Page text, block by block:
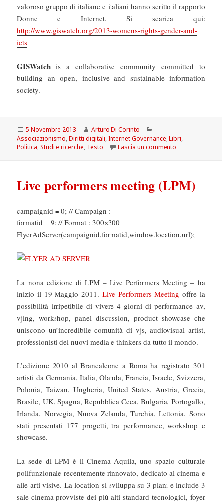
valoroso gruppo di italiane e italiani hanno scritto il rapporto
Donne e Internet. Si scarica qui:
http://www.giswatch.org/2013-womens-rights-gender-and-
icts
GISWatch is a collaborative community committed to
building an open, inclusive and sustainable information
society.
Scritto
il
5 Novembre 2013 Autore
Arturo Di Corinto
Associazionismo,Diritti digitali,Internet Governance,Libri,
Politica,Studi e ricerche, Testo Lascia un commento
Live performers meeting (LPM)
campaignid = 0; // Campaign :
formatid = 9; // Format : 300×300
FlyerAdServer(campaignid,formatid,window.location.url);
La nona edizione di LPM – Live Performers Meeting – ha
inizio il 19 Maggio 2011. Live Performers Meeting offre la
possibilità irripetibile di vivere 4 giorni di performance av,
vjing, workshop, panel discussion, product showcase che
uniscono un’incredibile comunità di vjs, audiovisual artist,
professionisti dei nuovi media e thinkers da tutto il mondo.
L’edizione 2010 al Brancaleone a Roma ha registrato 301
artisti da Germania, Italia, Olanda, Francia, Israele, Svizzera,
Polonia, Taiwan, Ungheria, United States, Austria, Grecia,
Brasile, UK, Spagna, Repubblica Ceca, Bulgaria, Portogallo,
Irlanda, Norvegia, Nuova Zelanda, Turchia, Lettonia. Sono
stati presentati 177 progetti, tra performance, workshop e
showcase.
La sede di LPM è il Cinema Aquila, uno spazio culturale
polifunzionale recentemente rinnovato, dedicato al cinema e
alle arti visive. La location si sviluppa su 3 piani e include 3
sale cinema provviste dei più alti standard tecnologici, foyer